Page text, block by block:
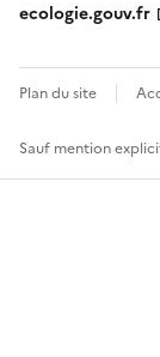
ecologie.gouv.fr
Plan du site
Sauf mention